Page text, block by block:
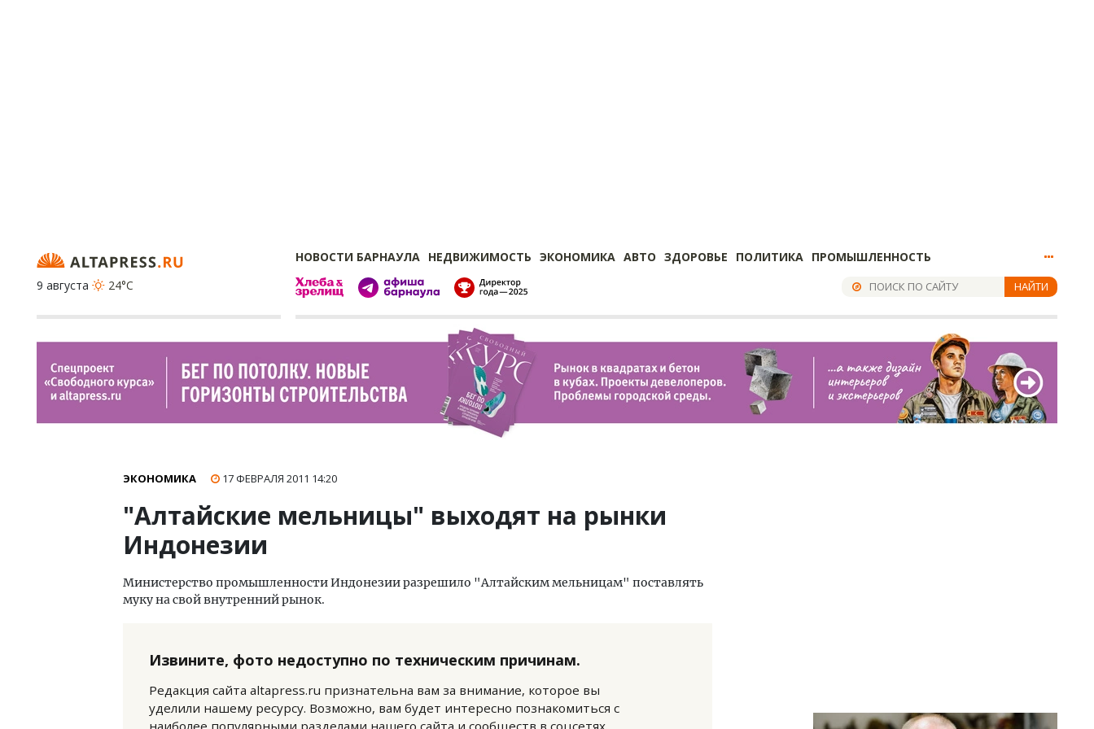
НОВОСТИ БАРНАУЛА НЕДВИЖИМОСТЬ ЭКОНОМИКА АВТО ЗДОРОВЬЕ ПОЛИТИКА ПРОМЫШЛЕННОСТЬ
9 августа
24°C НАЙТИ
ЭКОНОМИКА 17 ФЕВРАЛЯ 2011 14:20
"Алтайские мельницы" выходят на рынки
Индонезии
Министерство промышленности Индонезии разрешило "Алтайским мельницам" поставлять
муку на свой внутренний рынок.
Извините, фото недоступно по техническим причинам.
Редакция сайта altapress.ru признательна вам за внимание, которое вы
уделили нашему ресурсу. Возможно, вам будет интересно познакомиться с
наиболее популярными разделами нашего сайта и сообществ в соцсетях.